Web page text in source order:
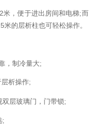
2米，便于进出房间和电梯; 而
米的层析柱也可轻松操作。
，制冷量大;
析操作;
双层玻璃门，门带锁;
;